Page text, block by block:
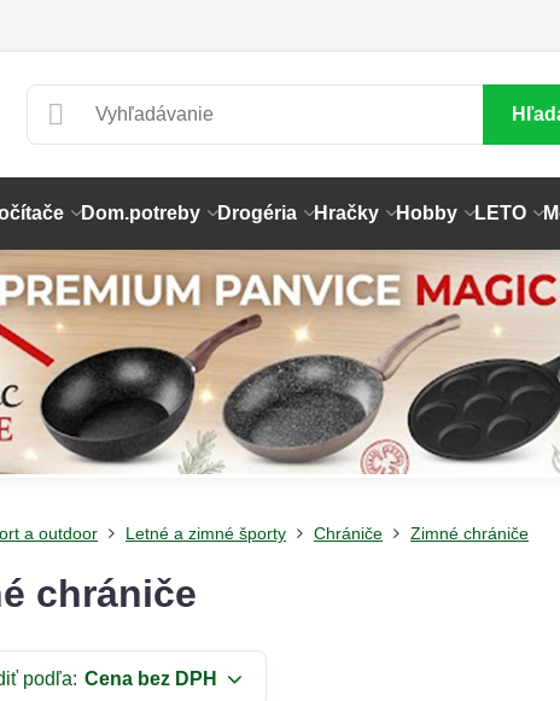
Dom.potreby Drogéria Hračky Hobby LETO
a outdoor Letné a zimné športy Chrániče Zimné chrániče
chrániče
podľa: Cena bez DPH